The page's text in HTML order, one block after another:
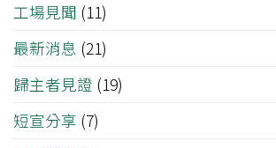
工場見聞 (11)
最新消息 (21)
歸主者見證 (19)
短宣分享 (7)